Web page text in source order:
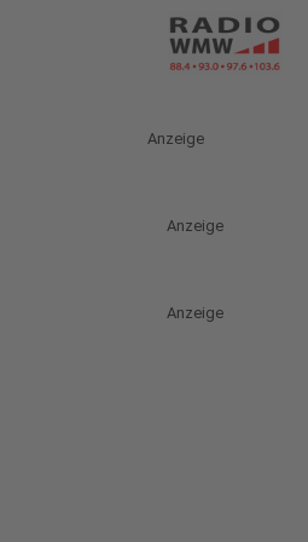
Anzeige
Anzeige
Anzeige